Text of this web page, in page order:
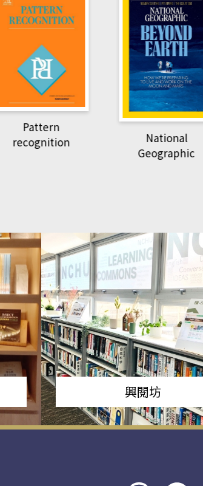
Pattern
recognition
National
Geographic
興閱坊